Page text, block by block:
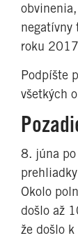
negatívny
roku
Podpíšte
všetkých
8. júna
Okolo
došlo až
že došlo